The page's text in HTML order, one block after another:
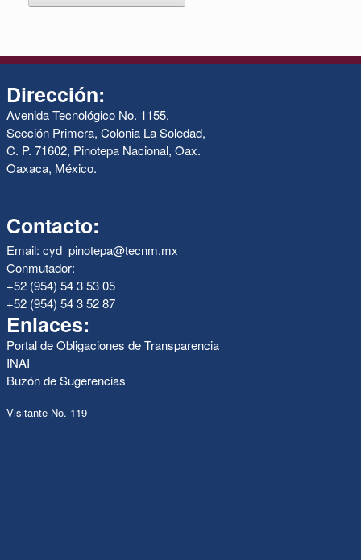
Dirección:
Avenida Tecnológico No. 1155,
Sección Primera, Colonia La Soledad,
C. P. 71602, Pinotepa Nacional, Oax.
Oaxaca, México.
Contacto:
Email: cyd_pinotepa@tecnm.mx
Conmutador:
+52 (954) 54 3 53 05
+52 (954) 54 3 52 87
Enlaces:
Portal de Obligaciones de Transparencia
INAI
Buzón de Sugerencias
Visitante No. 119